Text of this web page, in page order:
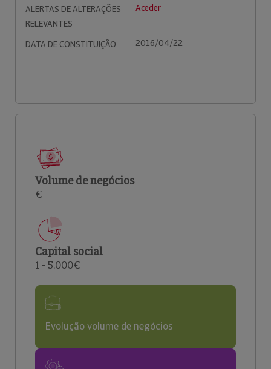
ALERTAS DE ALTERAÇÕES
RELEVANTES
Aceder
DATA DE CONSTITUIÇÃO 2016/04/22
Volume de negócios
€
Capital social
1 - 5.000€
Evolução volume de negócios